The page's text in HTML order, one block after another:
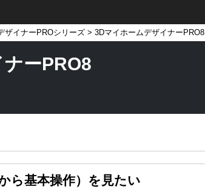
ザイナーPROシリーズ > 3DマイホームデザイナーPRO8
ーPRO8
ら基本操作）を見たい